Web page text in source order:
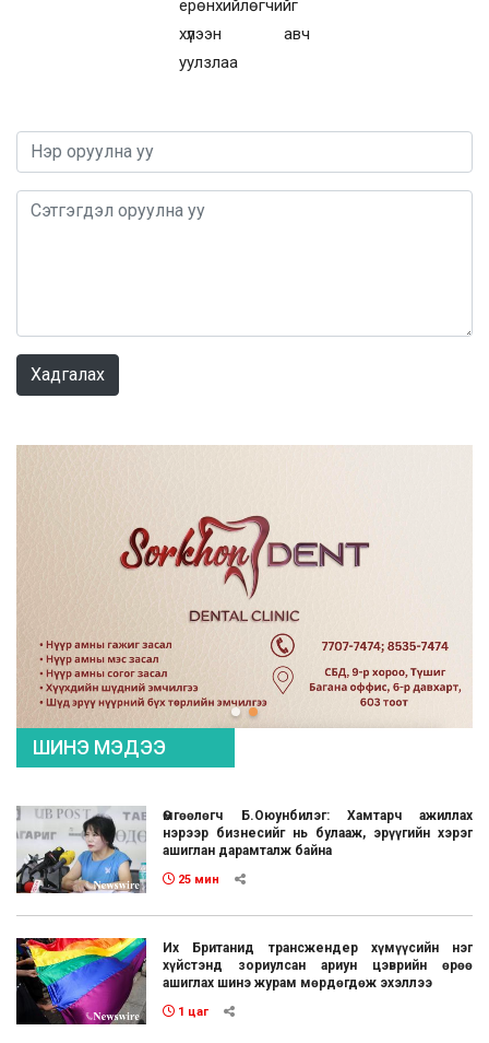
ерөнхийлөгчийг
хүлээн авч
уулзлаа
Хадгалах
ШИНЭ МЭДЭЭ
Өмгөөлөгч Б.Оюунбилэг: Хамтарч ажиллах
нэрээр бизнесийг нь булааж, эрүүгийн хэрэг
ашиглан дарамталж байна
25 мин
Их Британид трансжендер хүмүүсийн нэг
хүйстэнд зориулсан ариун цэврийн өрөө
ашиглах шинэ журам мөрдөгдөж эхэллээ
1 цаг